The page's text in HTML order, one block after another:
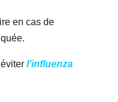
en cas de
l’influenza